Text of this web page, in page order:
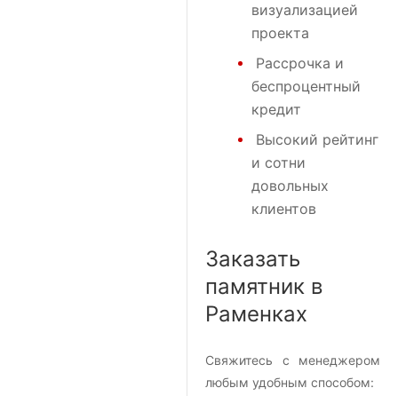
визуализацией
проекта
Рассрочка и
беспроцентный
кредит
Высокий рейтинг
и сотни
довольных
клиентов
Заказать
памятник в
Раменках
Свяжитесь с менеджером
любым удобным способом: